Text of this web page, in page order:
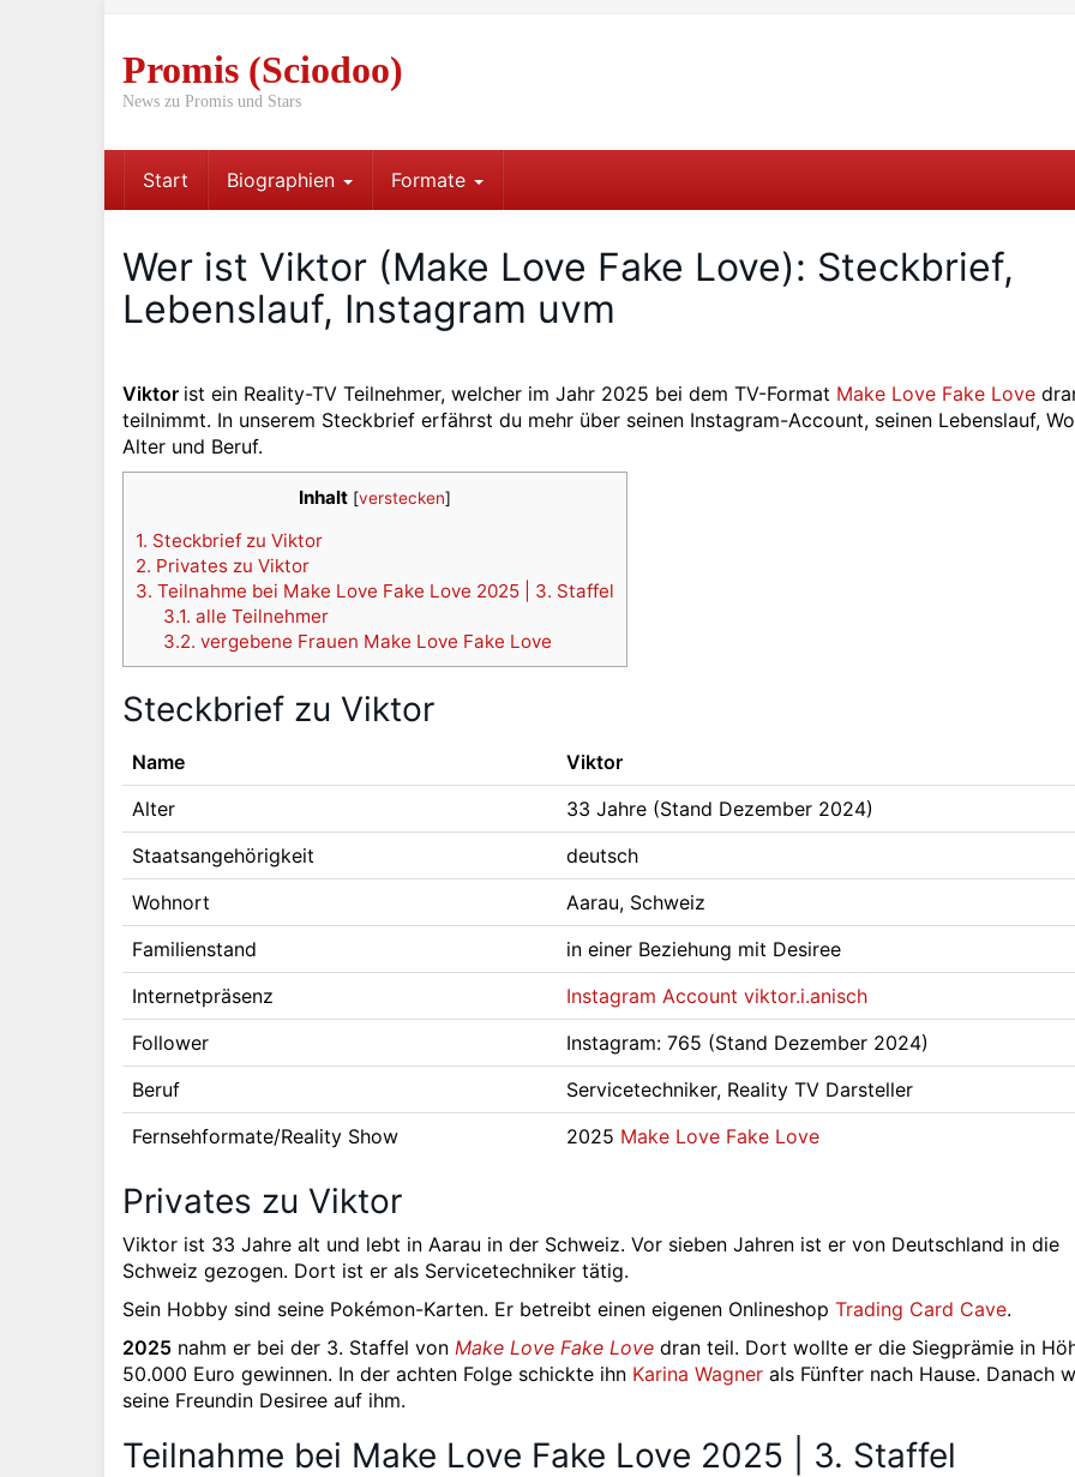
Promis (Sciodoo)
News zu Promis und Stars
Start Biographien Formate
Wer ist Viktor (Make Love Fake Love): Steckbrief,
Lebenslauf, Instagram uvm
Viktor ist ein Reality-TV Teilnehmer, welcher im Jahr 2025 bei dem TV-Format Make Love Fake Love
teilnimmt. In unserem Steckbrief erfährst du mehr über seinen Instagram-Account, seinen Lebenslauf,
Alter und Beruf.
Inhalt [verstecken]
1. Steckbrief zu Viktor
2. Privates zu Viktor
3. Teilnahme bei Make Love Fake Love 2025 | 3. Staffel
3.1. alle Teilnehmer
3.2. vergebene Frauen Make Love Fake Love
Steckbrief zu Viktor
Name
Viktor
Alter
33 Jahre (Stand Dezember 2024)
Staatsangehörigkeit
deutsch
Wohnort
Aarau, Schweiz
Familienstand
in einer Beziehung mit Desiree
Internetpräsenz
Instagram Account viktor.i.anisch
Follower
Instagram: 765 (Stand Dezember 2024)
Beruf
Servicetechniker, Reality TV Darsteller
Fernsehformate/Reality Show
2025 Make Love Fake Love
Privates zu Viktor
Viktor ist 33 Jahre alt und lebt in Aarau in der Schweiz. Vor sieben Jahren ist er von Deutschland in die
Schweiz gezogen. Dort ist er als Servicetechniker tätig.
Sein Hobby sind seine Pokémon-Karten. Er betreibt einen eigenen Onlineshop Trading Card Cave.
2025 nahm er bei der 3. Staffel von Make Love Fake Love dran teil. Dort wollte er die Siegprämie in
50.000 Euro gewinnen. In der achten Folge schickte ihn Karina Wagner als Fünfter nach Hause. Danach
seine Freundin Desiree auf ihm.
Teilnahme bei Make Love Fake Love 2025 | 3. Staffel